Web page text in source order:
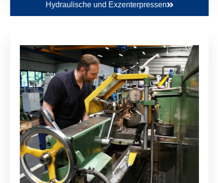
Hydraulische und Exzenterpressen